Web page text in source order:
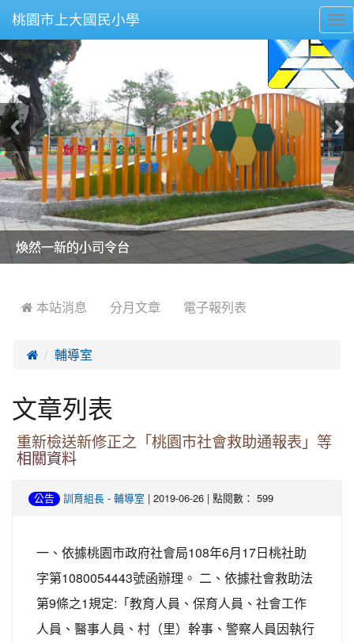
桃園市上大國民小學
美麗的操場是我們活力的來源
美麗的操場是我們活力的來源
煥然一新的小司令台
煥然一新的小司令台
富含桃園埤塘田園風光意象的中廊
富含桃園埤塘田園風光意象的中廊
嶄新的中庭廣場
嶄新的中庭廣場
水生池生生不息
水生池生生不息
 本站消息 分月文章 電子報列表
 輔導室
文章列表
重新檢送新修正之「桃園市社會救助通報表」等
相關資料
公告 訓育組長 - 輔導室 | 2019-06-26 | 點閱數： 599
一、依據桃園市政府社會局108年6月17日桃社助
字第1080054443號函辦理。 二、依據社會救助法
第9條之1規定:「教育人員、保育人員、社會工作
人員、醫事人員、村（里）幹事、警察人員因執行